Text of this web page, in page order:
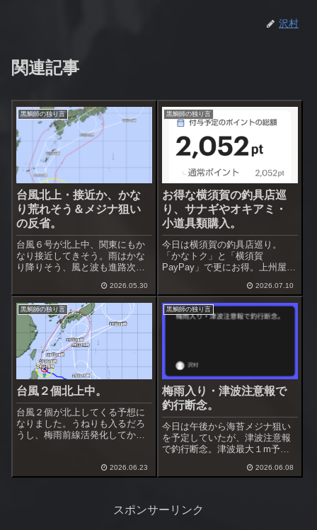
沢村
関連記事
黒鯛師の独り言
台風北上・接近か、かな
り荒れそう＆メジナ狙い
の反省。
台風６号が北上中、関東にもか
なり接近してきそう。雨はかな
り降りそう、風と波も進路次第
梅雨入りするのか？、被害が出
ない程度に荒れて欲しいです
ね。台風通過後は黒鯛が良くな
ってくるのかな、海面に棚引く
海藻は完全に切れて...
2026.05.30
黒鯛師の独り言
お得な横須賀の釣具店巡
り、サナギやオキアミ・
小道具類購入。
今日は横須賀の釣具店巡り。
「かなトク」と「横須賀
PayPay」で更にお得。上州屋横
ト横須賀佐原店は10％＋10％の
ポイント還元。上州屋の方が還
元率高いので上州屋にあるもの
2026.07.10
黒鯛師の独り言
台風２個北上中。
台風２個が北上してくる予想に
なりました。うねりも入るだろ
うし、梅雨前線活発化してかな
み間があれば深夜釣行をやって
みようかな。この前は準浅場を
2026.06.23
黒鯛師の独り言
梅雨入り・津波注意報で
釣行断念。
今日は午後から海苔メジナ狙い
を予定していたが、津波注意報
で釣行断念。津波最大１m予想
て雨が多くなり、なかなか釣行
は出来ないかも知れません。増
粘多糖類を添加し...
2026.06.08
スポンサーリンク